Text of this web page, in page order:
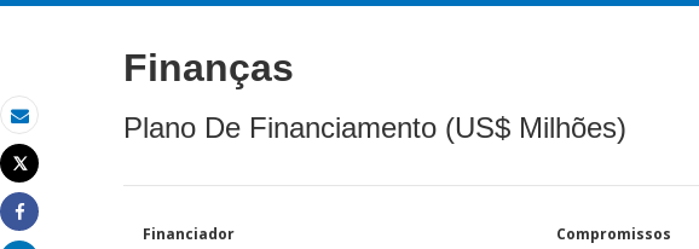
Email
Imprimir
Tweet
Share
Finanças
Plano De Financiamento (US$ Milhões)
Financiador Compromissos